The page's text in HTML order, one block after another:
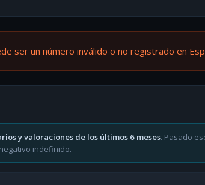
ser un número inválido o no registrado en
y valoraciones de los últimos 6 meses. Pasado
indefinido.